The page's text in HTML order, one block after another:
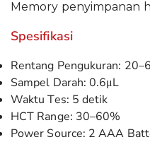
Memory penyimpanan
Spesifikasi
Rentang Pengukuran:
Sampel Darah: 0.6μL
Waktu Tes: 5 detik
HCT Range: 30–60%
Power Source: 2 AAA